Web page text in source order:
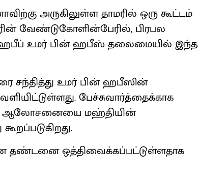
அருகிலுள்ள தாமரில் ஒரு கூட்டம்
வேண்டுகோளின்பேரில், பிரபல
ஹபீப் உமர் பின் ஹபீஸ் தலைமையில் இந்த
சந்தித்து உமர் பின் ஹபீஸின்
பேச்சுவார்த்தைக்காக
ஆலோசனையை மஹ்தியின்
தண்டனை ஒத்திவைக்கப்பட்டுள்ளதாக